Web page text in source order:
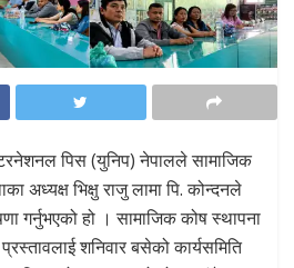
पिस (युनिप) नेपालले सामाजिक
अध्यक्ष भिक्षु राजु लामा पि. कोन्दनले
गर्नुभएको हो । सामाजिक कोष स्थापना
शनिवार बसेको कार्यसमिति